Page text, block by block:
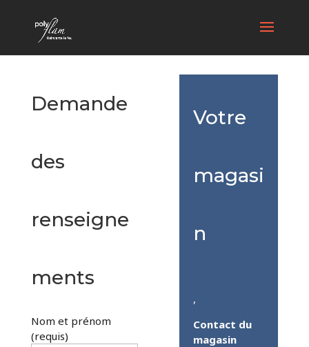
Demande
des
renseigne
ments
Nom et prénom
(requis)
Votre
magasi
n
,
Contact du
magasin